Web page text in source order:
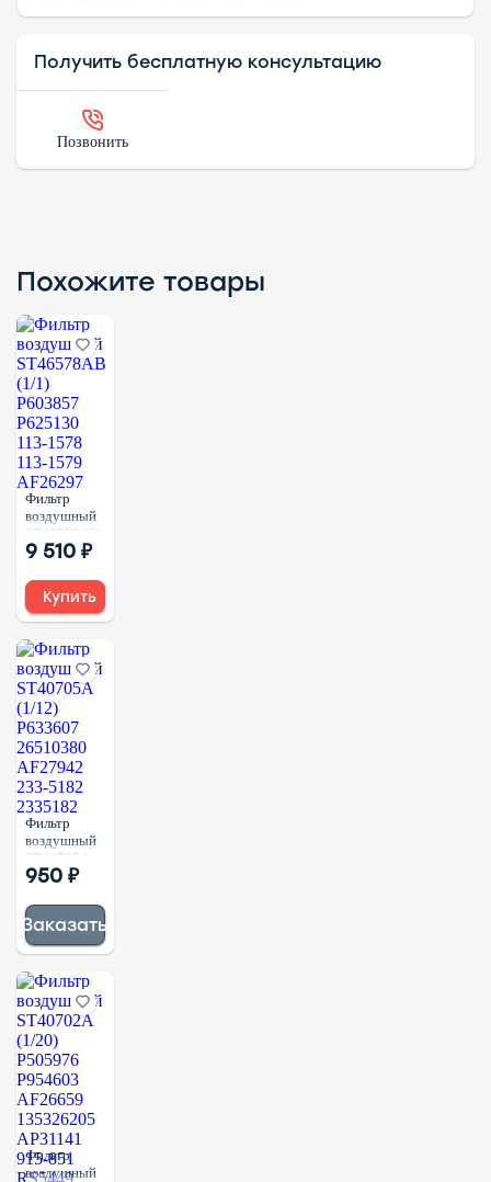
Получить бесплатную консультацию
Позвонить
Похожите товары
Фильтр
воздушный
ST46578AB
(1/1)
P625130
113-1578
113-1579
AF26297
9 510 ₽
Купить
Фильтр
воздушный
ST40705A
(1/12)
26510380
AF27942
233-5182
950 ₽
Заказать
Фильтр
воздушный